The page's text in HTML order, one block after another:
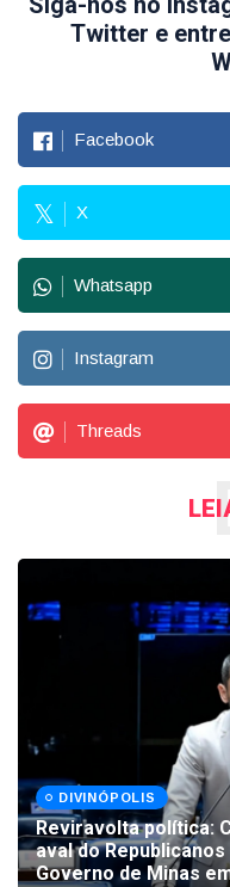
Twitter e
Facebook
X
Whatsapp
Instagram
Threads
DIVINÓPOLIS
Reviravolta política:
aval do
Governo de Minas